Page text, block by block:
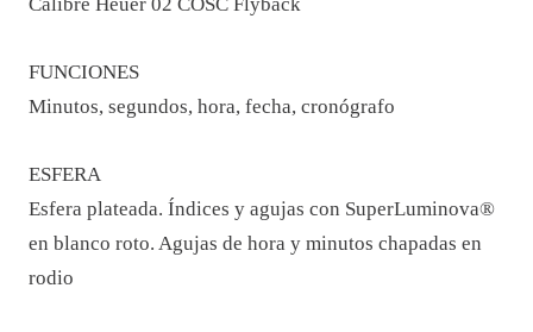
FUNCIONES
Minutos, segundos, hora, fecha, cronógrafo
ESFERA
Esfera plateada. Índices y agujas con SuperLuminova®
en blanco roto. Agujas de hora y minutos chapadas en
rodio